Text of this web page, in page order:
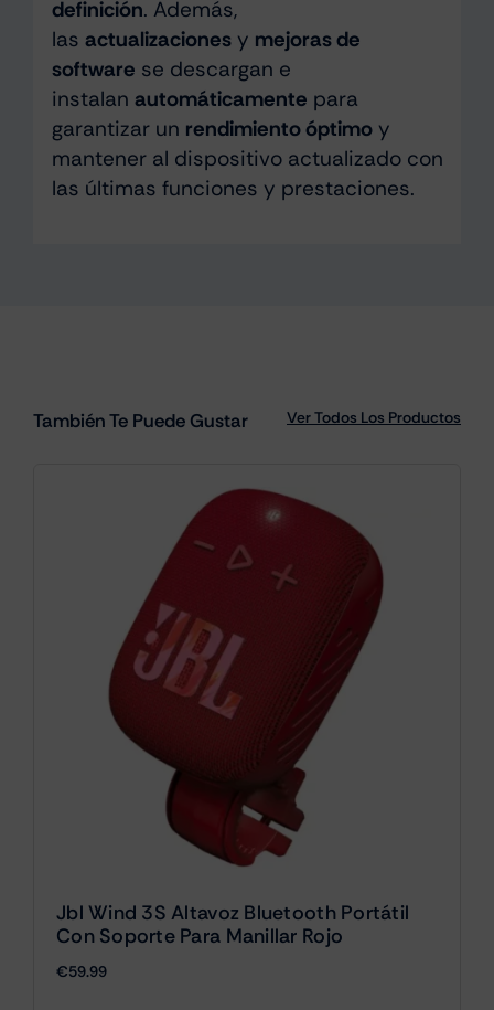
definición. Además,
las actualizaciones y mejoras de
software se descargan e
instalan automáticamente para
garantizar un rendimiento óptimoy
mantener al dispositivo actualizado con
las últimas funciones y prestaciones.
También Te Puede Gustar Ver Todos Los Productos
Jbl Wind 3S Altavoz Bluetooth Portátil
Con Soporte Para Manillar Rojo
€59.99